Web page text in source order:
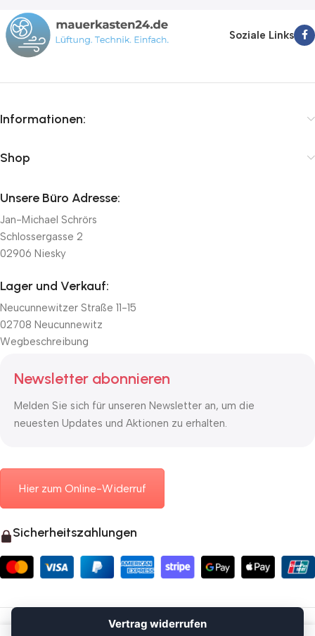
Soziale Links
Informationen:
Shop
Unsere Büro Adresse:
Jan-Michael Schrörs
Schlossergasse 2
02906 Niesky
Lager und Verkauf:
Neucunnewitzer Straße 11-15
02708 Neucunnewitz
Wegbeschreibung
Newsletter abonnieren
Melden Sie sich für unseren Newsletter an, um die
neuesten Updates und Aktionen zu erhalten.
Hier zum Online-Widerruf
Sicherheitszahlungen
© 2026 Mauerkasten24.de
Vertrag widerrufen
Vertrag widerrufen